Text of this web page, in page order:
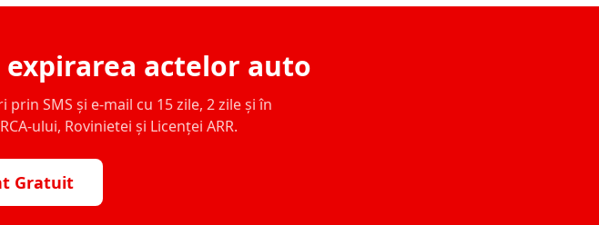
actelor auto
SMS și e-mail cu 15 zile, 2 zile și în
ului, Rovinietei și Licenței ARR.
Gratuit